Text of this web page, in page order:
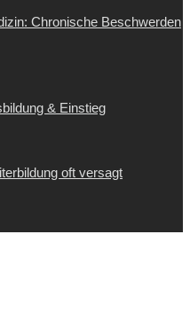
Chronische Beschwerden
& Einstieg
oft versagt